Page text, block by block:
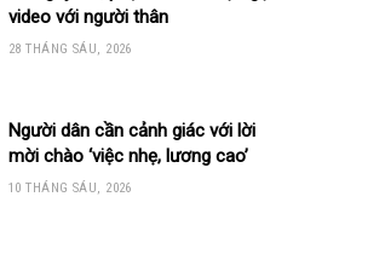
video với người thân
28 THÁNG SÁU, 2026
Người dân cần cảnh giác với lời
mời chào ‘việc nhẹ, lương cao’
10 THÁNG SÁU, 2026